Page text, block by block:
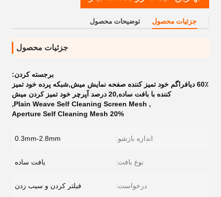
جزئیات محصول توضیحات محصول
جزئیات محصول
برجسته کردن:
60٪ دیافراگم خود تمیز کننده صفحه نمایش میش,شبكه پرده خود تمیز
كننده با بافت ساده,20 درصد آپرچر خود تمیز کردن میش
,
Plain Weave Self Cleaning Screen Mesh
,
20% Aperture Self Cleaning Mesh
اندازه بازشو: 0.3mm-2.8mm
نوع بافت: بافت ساده
درخواست: فیلتر کردن و سیب زدن